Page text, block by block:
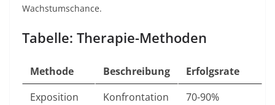
Wachstumschance.​
Tabelle: Therapie-Methoden
Methode Beschreibung
Erfolgsrate
Exposition
Konfrontation
70-90%